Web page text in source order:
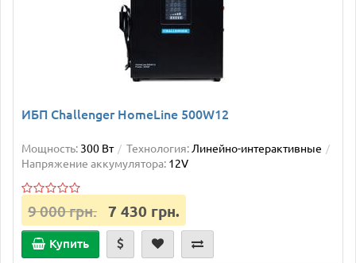
ИБП Challenger HomeLine 500W12
Мощность: 300 Вт Технология: Линейно-интерактивные
Напряжение аккумулятора: 12V
9 000 грн. 7 430 грн.
Купить